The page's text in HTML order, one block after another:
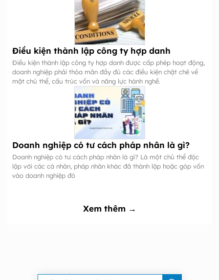
Điều kiện thành lập công ty hợp danh
Điều kiện thành lập công ty hợp danh được cấp phép hoạt động,
doanh nghiệp phải thỏa mãn đầy đủ các điều kiện chặt chẽ về
mặt chủ thể, cấu trúc vốn và năng lực hành nghề.
Doanh nghiệp có tư cách pháp nhân là gì?
Doanh nghiệp có tư cách pháp nhân là gì? Là một chủ thể độc
lập với các cá nhân, pháp nhân khác đã thành lập hoặc góp vốn
vào doanh nghiệp đó
Xem thêm →